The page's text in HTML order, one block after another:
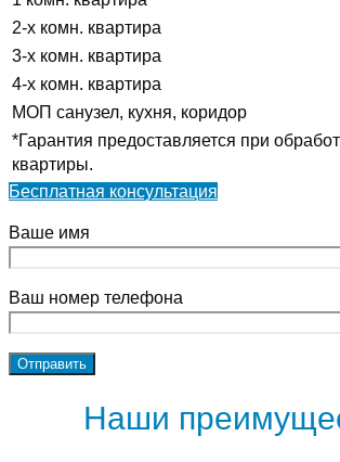
2-х комн. квартира
3-х комн. квартира
4-х комн. квартира
МОП санузел, кухня, коридор
*Гарантия предоставляется при
квартиры.
Бесплатная консультация
Ваше имя
Ваш номер телефона
Наши